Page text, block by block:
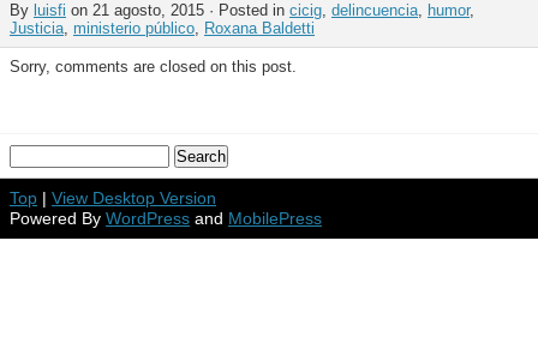
By luisfi on 21 agosto, 2015 · Posted in cicig, delincuencia, humor,
Justicia, ministerio público, Roxana Baldetti
Sorry, comments are closed on this post.
Top | View Desktop Version
Powered By WordPress and MobilePress